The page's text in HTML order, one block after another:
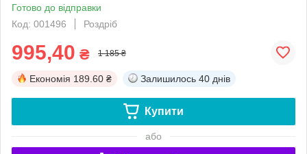
Готово до відправки
Код: 001496
Роздріб
995,40 ₴ 1 185 ₴
Економія 189.60 ₴ Залишилось 40 днів
Купити
або